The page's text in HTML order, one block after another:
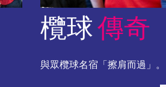
欖球傳奇
與眾欖球名宿「擦肩而過」。